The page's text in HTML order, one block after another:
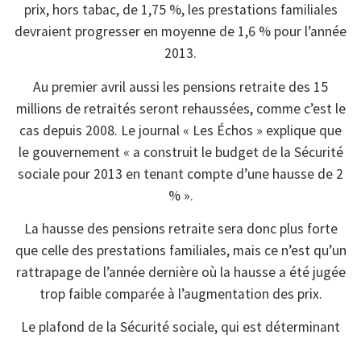
prix, hors tabac, de 1,75 %, les prestations familiales
devraient progresser en moyenne de 1,6 % pour l’année
2013.
Au premier avril aussi les pensions retraite des 15
millions de retraités seront rehaussées, comme c’est le
cas depuis 2008. Le journal « Les Échos » explique que
le gouvernement « a construit le budget de la Sécurité
sociale pour 2013 en tenant compte d’une hausse de 2
% ».
La hausse des pensions retraite sera donc plus forte
que celle des prestations familiales, mais ce n’est qu’un
rattrapage de l’année dernière où la hausse a été jugée
trop faible comparée à l’augmentation des prix.
Le plafond de la Sécurité sociale, qui est déterminant